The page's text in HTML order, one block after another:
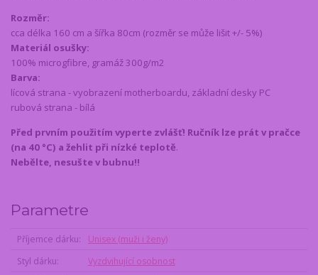
Rozměr:
cca délka 160 cm a šířka 80cm (rozměr se může lišit +/- 5%)
Materiál osušky:
100% microgfibre, gramáž 300g/m2
Barva:
lícová strana - vyobrazení motherboardu, základní desky PC
rubová strana - bílá
Před prvním použitím vyperte zvlášť! Ručník lze prát v pračce
(na 40 °C) a žehlit při nízké teplotě.
Nebělte, nesušte v bubnu!!
Parametre
Příjemce dárku
Unisex (muži i ženy)
Styl dárku
Vyzdvihující osobnost